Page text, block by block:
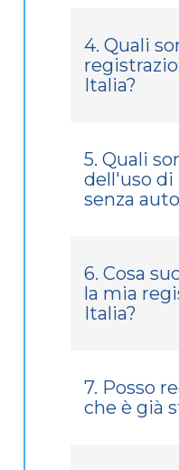
4. Quali
Italia?
5. Quali
dell'uso
senza
6. Cosa
la mia
Italia?
7. Posso
che è già